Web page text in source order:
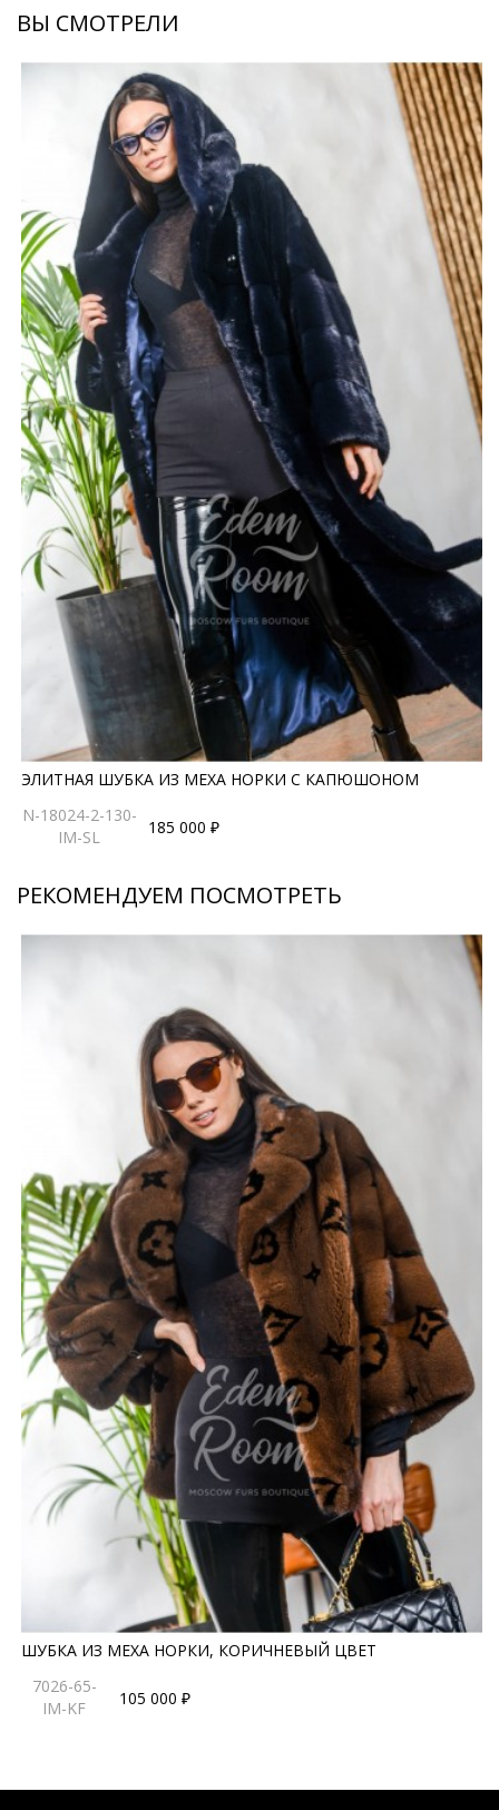
ВЫ СМОТРЕЛИ
ЭЛИТНАЯ ШУБКА ИЗ МЕХА НОРКИ С КАПЮШОНОМ
N-18024-2-130-
IM-SL
185 000 ₽
РЕКОМЕНДУЕМ ПОСМОТРЕТЬ
ШУБКА ИЗ МЕХА НОРКИ, КОРИЧНЕВЫЙ ЦВЕТ
7026-65-
IM-KF
105 000 ₽